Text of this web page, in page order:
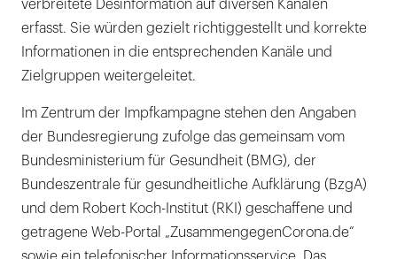
verbreitete Desinformation auf diversen Kanälen
erfasst. Sie würden gezielt richtiggestellt und korrekte
Informationen in die entsprechenden Kanäle und
Zielgruppen weitergeleitet.
Im Zentrum der Impfkampagne stehen den Angaben
der Bundesregierung zufolge das gemeinsam vom
Bundesministerium für Gesundheit (BMG), der
Bundeszentrale für gesundheitliche Aufklärung (BzgA)
und dem Robert Koch-Institut (RKI) geschaffene und
getragene Web-Portal „ZusammengegenCorona.de“
sowie ein telefonischer Informationsservice. Das